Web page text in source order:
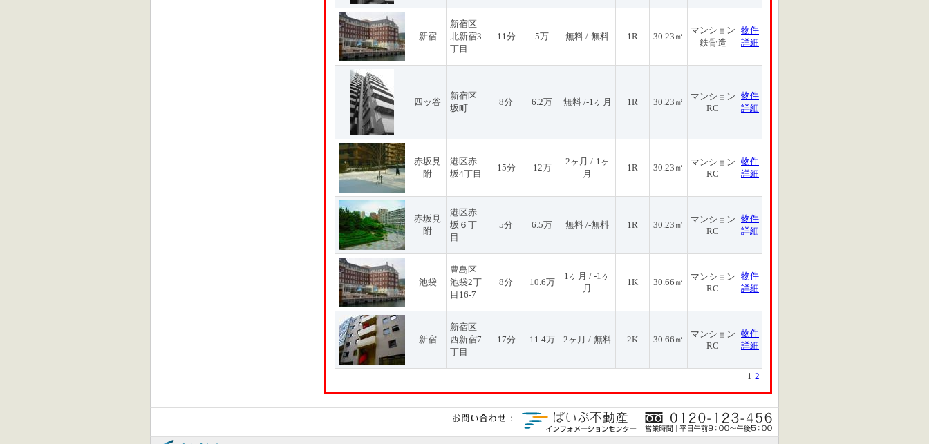
新宿
新宿区
北新宿3
丁目
11分 5万 無料 /-無料 1R 30.23㎡
マンション
鉄骨造
物件
詳細
四ッ谷
新宿区
坂町
8分 6.2万 無料 /-1ヶ月 1R 30.23㎡
マンション
RC
物件
詳細
赤坂見
附
港区赤
坂4丁目
15分 12万
2ヶ月 /-1ヶ
月
1R 30.23㎡
マンション
RC
物件
詳細
赤坂見
附
港区赤
坂６丁
目
5分 6.5万 無料 /-無料 1R 30.23㎡
マンション
RC
物件
詳細
池袋
豊島区
池袋2丁
目16-7
8分 10.6万
1ヶ月 / -1ヶ
月
1K 30.66㎡
マンション
RC
物件
詳細
新宿
新宿区
西新宿7
丁目
17分 11.4万 2ヶ月 /-無料 2K 30.66㎡
マンション
RC
物件
詳細
1 2